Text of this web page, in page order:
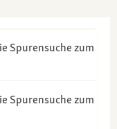
Spurensuche zum
Spurensuche zum